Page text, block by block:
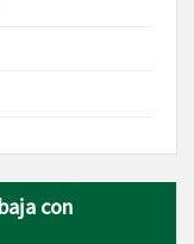
con